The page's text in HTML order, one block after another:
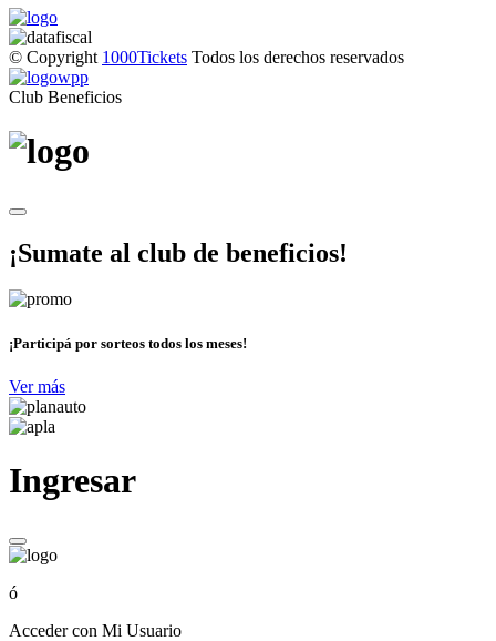
© Copyright 1000Tickets Todos los derechos reservados
Club Beneficios
¡Sumate al club de beneficios!
¡Participá por sorteos todos los meses!
Ver más
Ingresar
ó
Acceder con Mi Usuario